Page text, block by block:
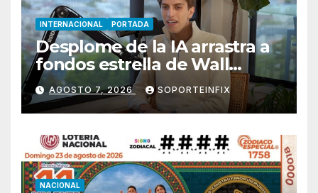
INTERNACIONAL PORTADA
Desplome de la IA arrastra a
fondos estrella de Wall
Street
AGOSTO 7, 2026 SOPORTEINFIX
NACIONAL